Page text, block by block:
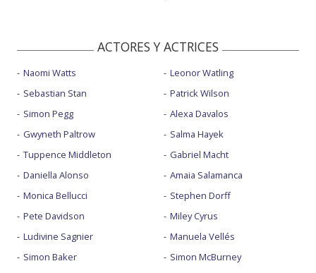
ACTORES Y ACTRICES
Naomi Watts
Sebastian Stan
Simon Pegg
Gwyneth Paltrow
Tuppence Middleton
Daniella Alonso
Monica Bellucci
Pete Davidson
Ludivine Sagnier
Simon Baker
Leonor Watling
Patrick Wilson
Alexa Davalos
Salma Hayek
Gabriel Macht
Amaia Salamanca
Stephen Dorff
Miley Cyrus
Manuela Vellés
Simon McBurney